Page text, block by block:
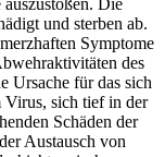
Die
und sterben ab.
Symptome
des
Ursache für das sich
Virus, sich tief in der
Schäden der
Austausch von